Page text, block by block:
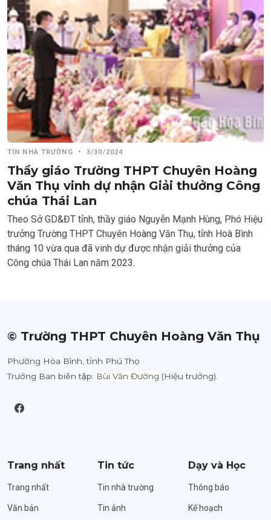
TIN NHÀ TRƯỜNG • 3/30/2024
Thầy giáo Trường THPT Chuyên Hoàng
Văn Thụ vinh dự nhận Giải thưởng Công
chúa Thái Lan
Theo Sở GD&ĐT tỉnh, thầy giáo Nguyễn Mạnh Hùng, Phó Hiệu
trưởng Trường THPT Chuyên Hoàng Văn Thụ, tỉnh Hoà Bình
tháng 10 vừa qua đã vinh dự được nhận giải thưởng của
Công chúa Thái Lan năm 2023.
© Trường THPT Chuyên Hoàng Văn Thụ
Phường Hòa Bình, tỉnh Phú Thọ
Trưởng Ban biên tập: Bùi Văn Đường (Hiệu trưởng).
Trang nhất
Trang nhất
Văn bản
Tin tức
Tin nhà trường
Tin ảnh
Dạy và Học
Thông báo
Kế hoạch